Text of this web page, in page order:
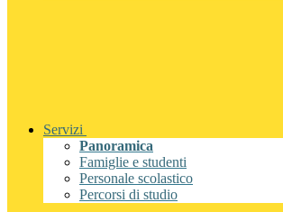
Servizi
Panoramica
Famiglie e studenti
Personale scolastico
Percorsi di studio